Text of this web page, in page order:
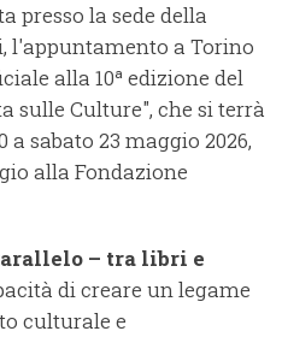
presso la sede della
l'appuntamento a Torino
alla 10ª edizione del
sulle Culture", che si terrà
sabato 23 maggio 2026,
alla Fondazione
– tra libri e
di creare un legame
culturale e